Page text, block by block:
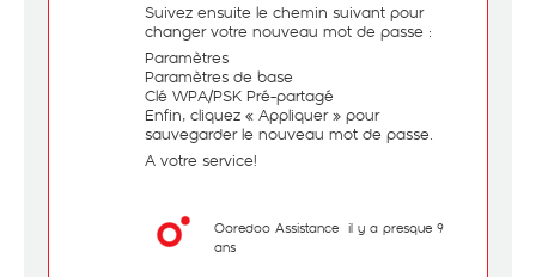
Suivez ensuite le chemin suivant pour
changer votre nouveau mot de passe :
Paramètres
Paramètres de base
Clé WPA/PSK Pré-partagé
Enfin, cliquez « Appliquer » pour
sauvegarder le nouveau mot de passe.
A votre service!
Ooredoo Assistance il y a presque 9
ans